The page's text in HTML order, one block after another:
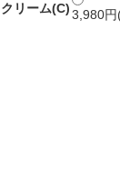
クリーム(C)3,980円